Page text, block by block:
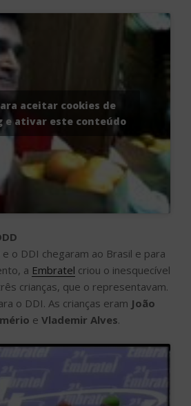
aceitar cookies de
e ativar este conteúdo
o DDI chegaram ao Brasil e para
a Embratel criou o inesquecível
crianças, que o representavam.
o DDI. As crianças eram João
e Vlademir Alves.